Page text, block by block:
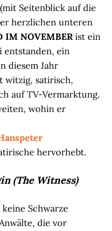
Seitenblick auf die
herzlichen unteren
IM NOVEMBERist ein
entstanden, ein
diesem Jahr
witzig, satirisch,
auf TV-Vermarktung.
wohin er
hervorhebt.
(The Witness)
keine Schwarze
die vor